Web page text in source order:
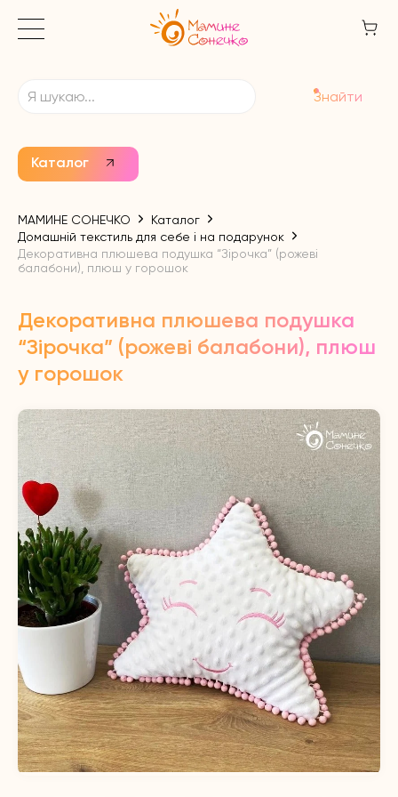
Каталог
Знайти
МАМИНЕ СОНЕЧКО
Каталог
Домашній текстиль для себе і на подарунок
Декоративна плюшева подушка “Зірочка” (рожеві
балабони), плюш у горошок
Декоративна плюшева подушка
“Зірочка” (рожеві балабони), плюш
у горошок